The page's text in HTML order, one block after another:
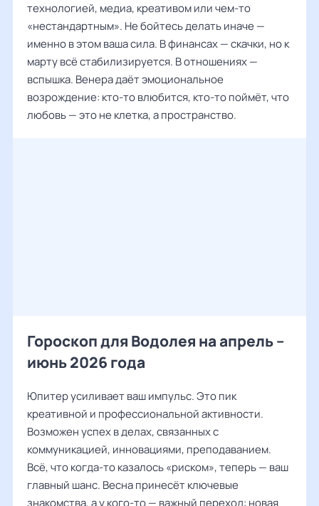
технологией, медиа, креативом или чем-то
«нестандартным». Не бойтесь делать иначе —
именно в этом ваша сила. В финансах — скачки, но к
марту всё стабилизируется. В отношениях —
вспышка. Венера даёт эмоциональное
возрождение: кто-то влюбится, кто-то поймёт, что
любовь — это не клетка, а пространство.
Гороскоп для Водолея на апрель –
июнь 2026 года
Юпитер усиливает ваш импульс. Это пик
креативной и профессиональной активности.
Возможен успех в делах, связанных с
коммуникацией, инновациями, преподаванием.
Всё, что когда-то казалось «риском», теперь — ваш
главный шанс. Весна принесёт ключевые
знакомства, а у кого-то — важный переход: новая